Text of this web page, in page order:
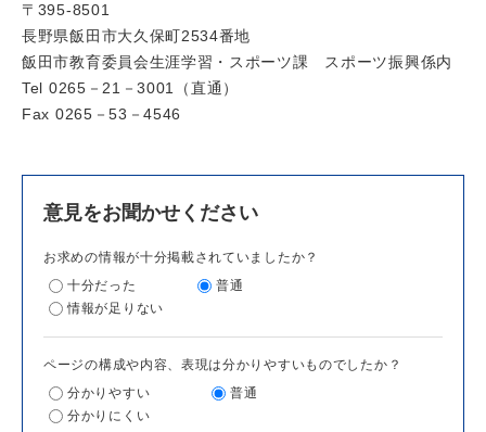
〒395-8501
長野県飯田市大久保町2534番地
飯田市教育委員会生涯学習・スポーツ課 スポーツ振興係内
Tel 0265－21－3001（直通）
Fax 0265－53－4546
意見をお聞かせください
お求めの情報が十分掲載されていましたか？
十分だった
普通
情報が足りない
ページの構成や内容、表現は分かりやすいものでしたか？
分かりやすい
普通
分かりにくい